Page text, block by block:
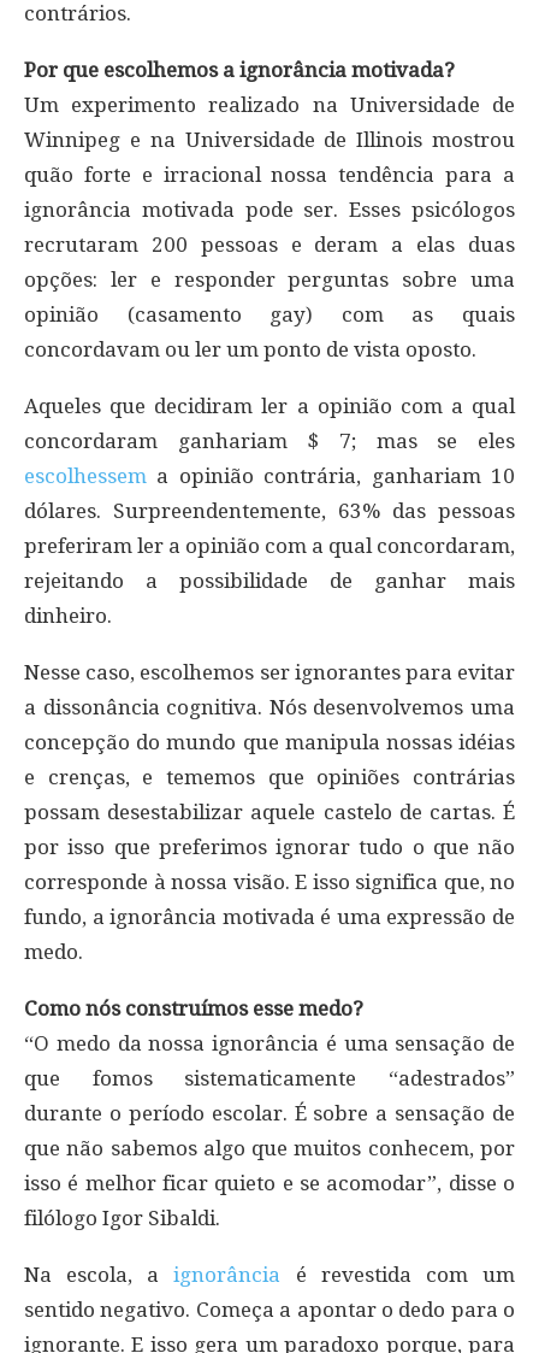
contrários.
Por que escolhemos a ignorância motivada?
Um experimento realizado na Universidade de
Winnipeg e na Universidade de Illinois mostrou
quão forte e irracional nossa tendência para a
ignorância motivada pode ser. Esses psicólogos
recrutaram 200 pessoas e deram a elas duas
opções: ler e responder perguntas sobre uma
opinião (casamento gay) com as quais
concordavam ou ler um ponto de vista oposto.
Aqueles que decidiram ler a opinião com a qual
concordaram ganhariam $ 7; mas se eles
escolhessem a opinião contrária, ganhariam 10
dólares. Surpreendentemente, 63% das pessoas
preferiram ler a opinião com a qual concordaram,
rejeitando a possibilidade de ganhar mais
dinheiro.
Nesse caso, escolhemos ser ignorantes para evitar
a dissonância cognitiva. Nós desenvolvemos uma
concepção do mundo que manipula nossas idéias
e crenças, e tememos que opiniões contrárias
possam desestabilizar aquele castelo de cartas. É
por isso que preferimos ignorar tudo o que não
corresponde à nossa visão. E isso significa que, no
fundo, a ignorância motivada é uma expressão de
medo.
Como nós construímos esse medo?
“O medo da nossa ignorância é uma sensação de
que fomos sistematicamente “adestrados”
durante o período escolar. É sobre a sensação de
que não sabemos algo que muitos conhecem, por
isso é melhor ficar quieto e se acomodar”, disse o
filólogo Igor Sibaldi.
Na escola, aignorância é revestida com um
sentido negativo. Começa a apontar o dedo para o
ignorante. E isso gera um paradoxo porque, para